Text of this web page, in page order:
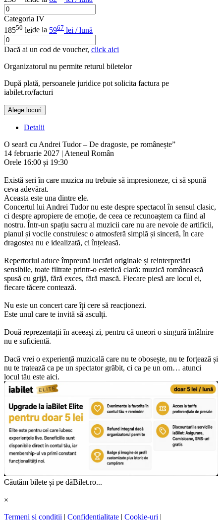
Categoria IV
18550 leide la 5967 lei / lună
Dacă ai un cod de voucher, click aici
Organizatorul nu permite returul biletelor
După plată, persoanele juridice pot solicita factura pe
iabilet.ro/facturi
Alege locuri
Detalii
O seară cu Andrei Tudor – De dragoste, pe românește”
14 februarie 2027 | Ateneul Român
Orele 16:00 și 19:30
Există seri în care muzica nu trebuie să impresioneze, ci să spună
ceva adevărat.
Aceasta este una dintre ele.
Concertul lui Andrei Tudor nu este despre spectacol în sensul clasic,
ci despre apropiere de emoție, de ceea ce recunoaștem ca fiind al
nostru. Într-un spațiu sacru al muzicii care nu are nevoie de artificii,
pianul și vocile construiesc o atmosferă simplă și sinceră, în care
dragostea nu e idealizată, ci înțeleasă.
Repertoriul aduce împreună lucrări originale și reinterpretări
sensibile, toate filtrate printr-o estetică clară: muzică românească
spusă cu grijă, fără exces, fără mască. Fiecare piesă are locul ei,
fiecare tăcere contează.
Nu este un concert care îți cere să reacționezi.
Este unul care te invită să asculți.
Două reprezentații în aceeași zi, pentru că uneori o singură întâlnire
nu e suficientă.
Dacă vrei o experiență muzicală care nu te obosește, nu te forțează și
nu te tratează ca pe un spectator grăbit, ci ca pe un om… atunci
locul tău este aici.
Căutăm bilete și pe dăBilet.ro...
×
Termeni și condiții | Confidențialitate | Cookie-uri |